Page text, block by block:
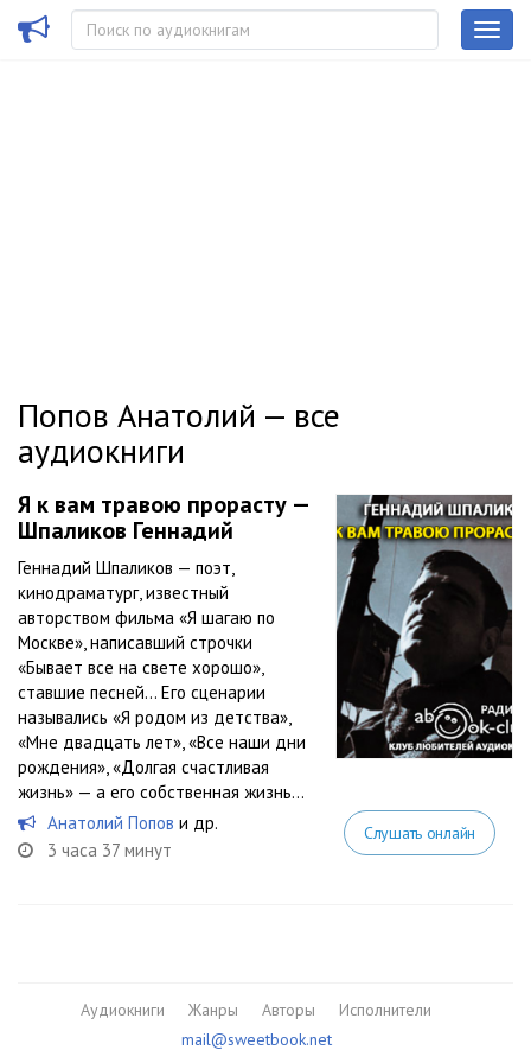
Попов Анатолий — все
аудиокниги
Я к вам травою прорасту —
Шпаликов Геннадий
Геннадий Шпаликов — поэт,
кинодраматург, известный
авторством фильма «Я шагаю по
Москве», написавший строчки
«Бывает все на свете хорошо»,
ставшие песней… Его сценарии
назывались «Я родом из детства»,
«Мне двадцать лет», «Все наши дни
рождения», «Долгая счастливая
жизнь» — а его собственная жизнь...
Анатолий Попов и др.
3 часа 37 минут
Слушать онлайн
Аудиокниги Жанры Авторы
Исполнители
mail@sweetbook.net